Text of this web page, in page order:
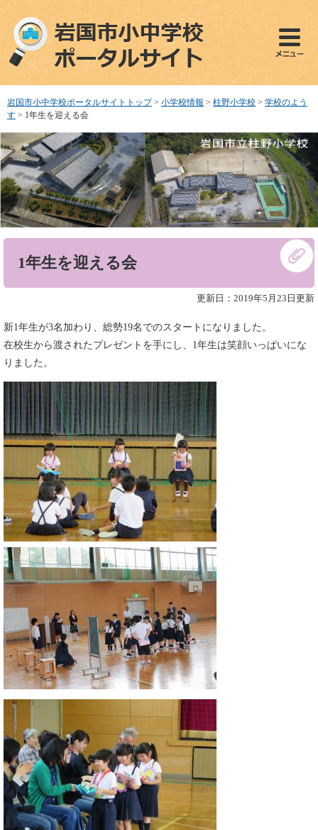
ペ
で
す
メ
ば
し
本
文
へ
岩国市小中学校ポータルサイトトップ > 小学校情報 > 柱野小学校 > 学校のよう
す > 1年生を迎える会
1年生を迎える会
更新日：2019年5月23日更新
新1年生が3名加わり、総勢19名でのスタートになりました。
在校生から渡されたプレゼントを手にし、1年生は笑顔いっぱいにな
りました。